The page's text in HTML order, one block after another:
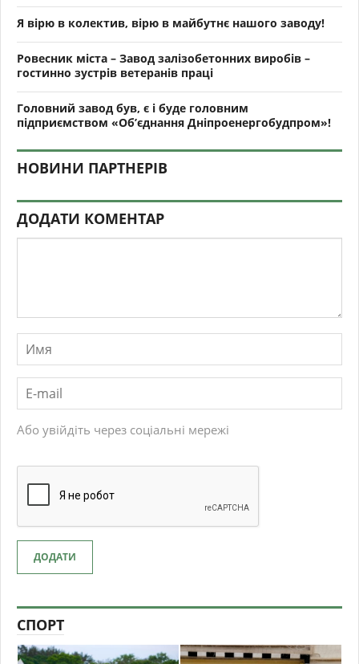
Я вірю в колектив, вірю в майбутнє нашого заводу!
Ровесник міста – Завод залізобетонних виробів –
гостинно зустрів ветеранів праці
Головний завод був, є і буде головним
підприємством «Об’єднання Дніпроенергобудпром»!
НОВИНИ ПАРТНЕРІВ
ДОДАТИ КОМЕНТАР
Або увійдіть через соціальні мережі
ДОДАТИ
СПОРТ